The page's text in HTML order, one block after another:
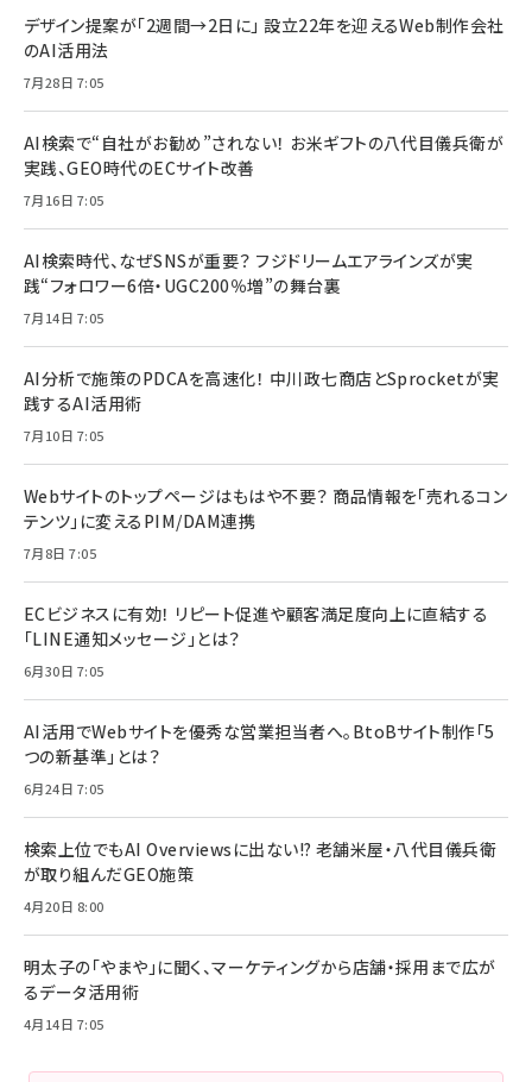
デザイン提案が「2週間→2日に」 設立22年を迎えるWeb制作会社
のAI活用法
7月28日 7:05
AI検索で“自社がお勧め”されない！ お米ギフトの八代目儀兵衛が
実践、GEO時代のECサイト改善
7月16日 7:05
AI検索時代、なぜSNSが重要？ フジドリームエアラインズが実
践“フォロワー6倍・UGC200％増”の舞台裏
7月14日 7:05
AI分析で施策のPDCAを高速化！ 中川政七商店とSprocketが実
践するAI活用術
7月10日 7:05
Webサイトのトップページはもはや不要？ 商品情報を「売れるコン
テンツ」に変えるPIM/DAM連携
7月8日 7:05
ECビジネスに有効！ リピート促進や顧客満足度向上に直結する
「LINE通知メッセージ」とは？
6月30日 7:05
AI活用でWebサイトを優秀な営業担当者へ。BtoBサイト制作「5
つの新基準」とは？
6月24日 7:05
検索上位でもAI Overviewsに出ない!? 老舗米屋・八代目儀兵衛
が取り組んだGEO施策
4月20日 8:00
明太子の「やまや」に聞く、マーケティングから店舗・採用まで広が
るデータ活用術
4月14日 7:05